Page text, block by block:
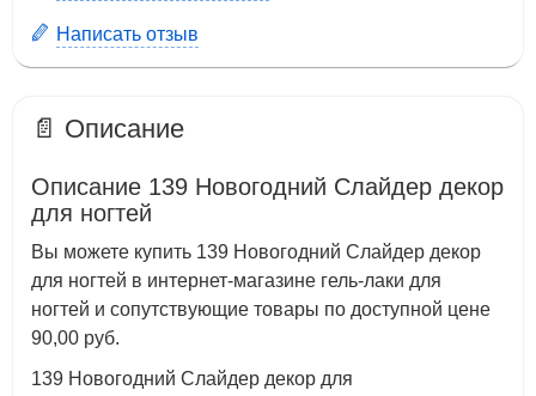
Написать отзыв
📄 Описание
Описание 139 Новогодний Слайдер декор
для ногтей
Вы можете купить 139 Новогодний Слайдер декор
для ногтей в интернет-магазине гель-лаки для
ногтей и сопутствующие товары по доступной цене
90,00 руб.
139 Новогодний Слайдер декор для